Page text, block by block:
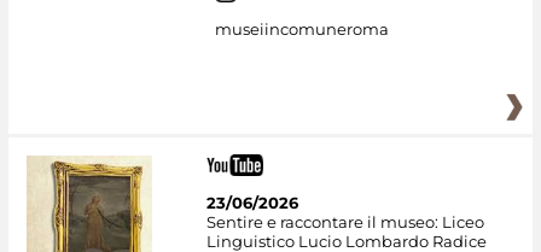
museiincomuneroma
23/06/2026
Sentire e raccontare il museo: Liceo
Linguistico Lucio Lombardo Radice